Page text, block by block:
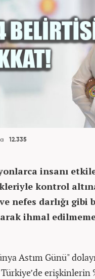
12.335
insanı
kontrol
nefes darlığı
ihmal
Astım Günü"